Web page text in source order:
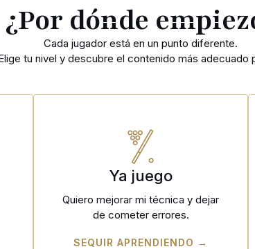
¿Por dónde
Cada jugador está en un punto diferente.
tu nivel y descubre el contenido más adecuado
Ya juego
Quiero mejorar mi técnica y dejar
de cometer errores.
SEQUIR APRENDIENDO →